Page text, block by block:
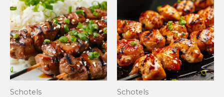
Schotels Schotels